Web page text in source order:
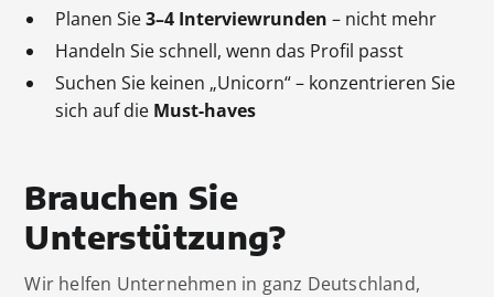
Planen Sie3–4 Interviewrunden – nicht mehr
Handeln Sie schnell, wenn das Profil passt
Suchen Sie keinen „Unicorn“ – konzentrieren Sie
sich auf die Must-haves
Brauchen Sie
Unterstützung?
Wir helfen Unternehmen in ganz Deutschland,